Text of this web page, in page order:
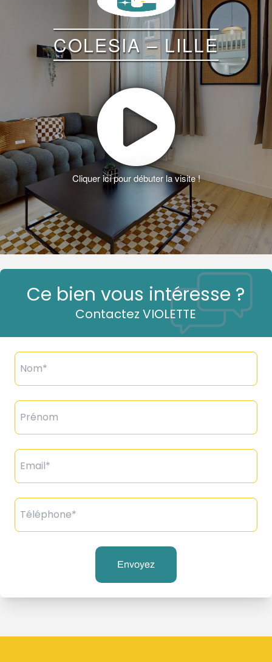
Ce bien vous intéresse ?
Contactez VIOLETTE
Nom*
Prénom
Email*
Téléphone*
Envoyez